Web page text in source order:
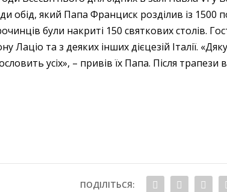
обід, який Папа Франциск розділив із 1500
були накриті 150 святкових столів.
Лаціо та з деяких інших дієцезій Італії.
усіх», – привів їх Папа. Після
ПОДІЛІТЬСЯ: